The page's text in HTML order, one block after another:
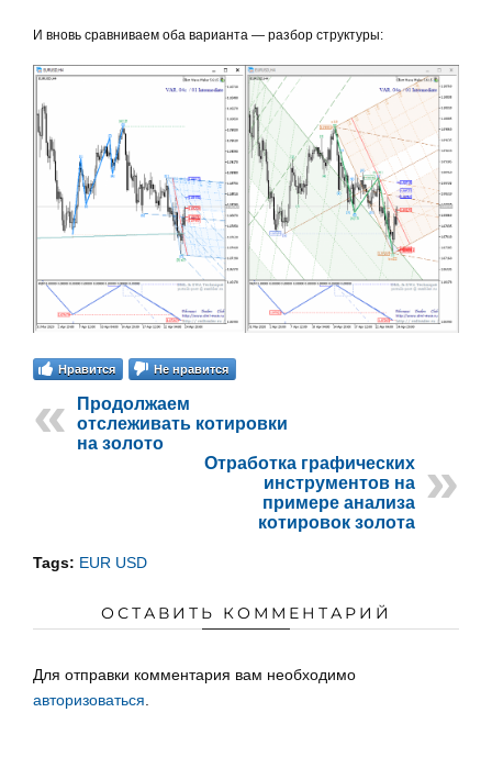
И вновь сравниваем оба варианта — разбор структуры:
Нравится Не нравится
Продолжаем
отслеживать котировки
на золото
Отработка графических
инструментов на
примере анализа
котировок золота
Tags: EUR USD
ОСТАВИТЬ КОММЕНТАРИЙ
Для отправки комментария вам необходимо
авторизоваться.